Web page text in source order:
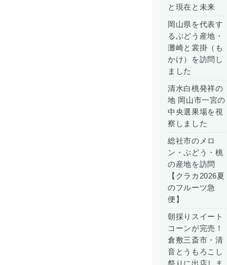
と現在と未来
岡山県を代表す
るぶどう産地・
灘崎と裳掛（も
かけ）を訪問し
ました
清水白桃発祥の
地 岡山市一宮の
中央選果場を視
察しました
総社市のメロ
ン・ぶどう・桃
の産地を訪問
【クラカ2026夏
のフルーツ急
便】
朝採りスイート
コーンが完売！
倉敷三斎市・清
音とうもろこし